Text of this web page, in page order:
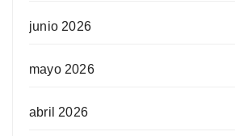
junio 2026
mayo 2026
abril 2026